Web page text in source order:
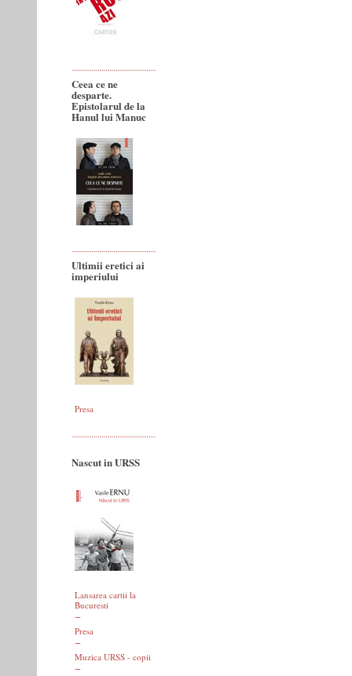
Ceea ce ne
desparte.
Epistolarul de la
Hanul lui Manuc
Ultimii eretici ai
imperiului
Presa
Nascut in URSS
Lansarea cartii la
Bucuresti
Presa
Muzica URSS - copii